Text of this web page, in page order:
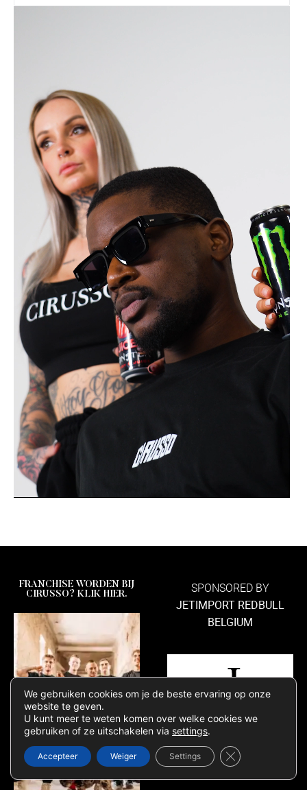
FRANCHISE WORDEN BIJ
CIRUSSO? KLIK HIER.
SPONSORED BY
JETIMPORT REDBULL
BELGIUM
We gebruiken cookies om je de beste ervaring op onze
website te geven.
U kunt meer te weten komen over welke cookies we
gebruiken of ze uitschakelen via settings.
Accepteer Weiger Settings SLUIT AVG/